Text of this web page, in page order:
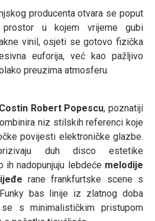
producenta otvara se poput
u kojem vrijeme gubi
vinil, osjeti se gotovo fizička
euforija, već kao pažljivo
preuzima atmosferu.
Costin Robert Popescu, poznatiji
niz stilskih referenci koje
povijesti elektroničke glazbe.
duh disco estetike
ih nadopunjuju lebdeće melodije
rane frankfurtske scene s
bas linije iz zlatnog doba
s minimalističkim pristupom